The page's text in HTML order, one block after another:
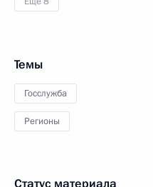
Темы
Госслужба
Регионы